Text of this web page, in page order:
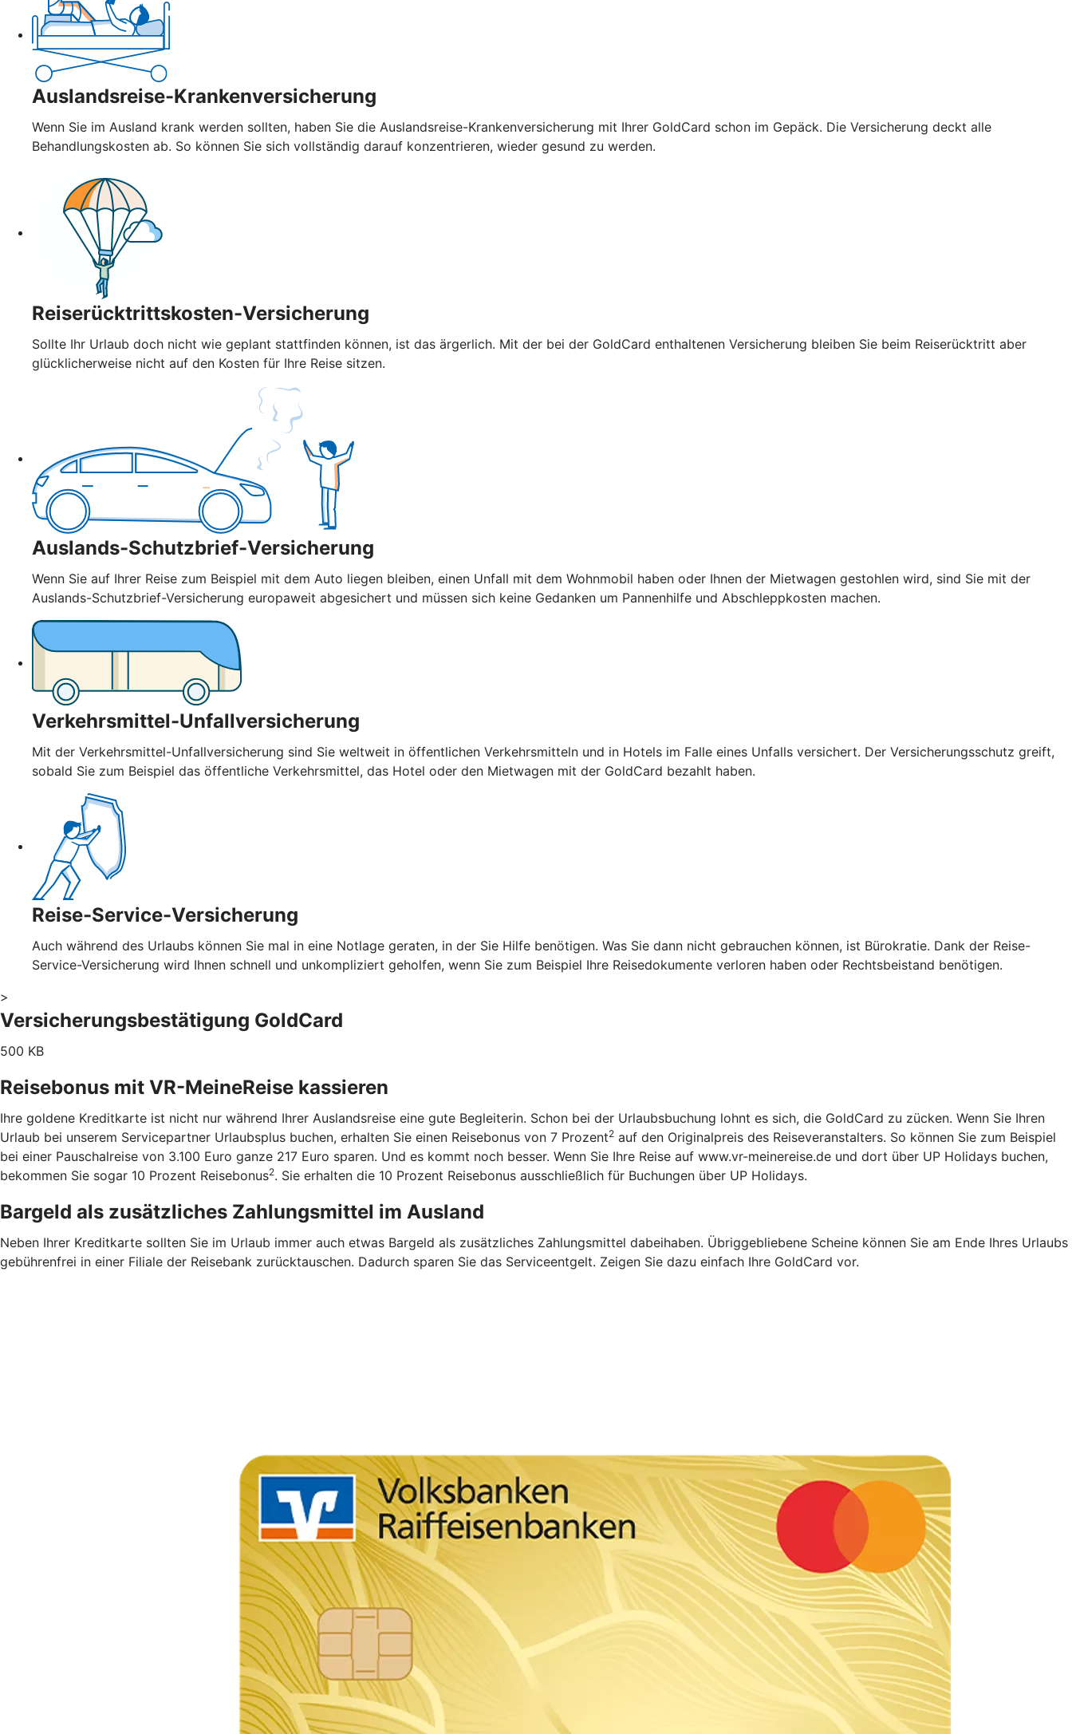
Auslandsreise-Krankenversicherung
Wenn Sie im Ausland krank werden sollten, haben Sie die Auslandsreise-Krankenversicherung mit Ihrer GoldCard schon im Gepäck. Die Versicherung deckt alle
Behandlungskosten ab. So können Sie sich vollständig darauf konzentrieren, wieder gesund zu werden.
Reiserücktrittskosten-Versicherung
Sollte Ihr Urlaub doch nicht wie geplant stattfinden können, ist das ärgerlich. Mit der bei der GoldCard enthaltenen Versicherung bleiben Sie beim Reiserücktritt aber
glücklicherweise nicht auf den Kosten für Ihre Reise sitzen.
Auslands-Schutzbrief-Versicherung
Wenn Sie auf Ihrer Reise zum Beispiel mit dem Auto liegen bleiben, einen Unfall mit dem Wohnmobil haben oder Ihnen der Mietwagen gestohlen wird, sind Sie mit der
Auslands-Schutzbrief-Versicherung europaweit abgesichert und müssen sich keine Gedanken um Pannenhilfe und Abschleppkosten machen.
Verkehrsmittel-Unfallversicherung
Mit der Verkehrsmittel-Unfallversicherung sind Sie weltweit in öffentlichen Verkehrsmitteln und in Hotels im Falle eines Unfalls versichert. Der Versicherungsschutz greift,
sobald Sie zum Beispiel das öffentliche Verkehrsmittel, das Hotel oder den Mietwagen mit der GoldCard bezahlt haben.
Reise-Service-Versicherung
Auch während des Urlaubs können Sie mal in eine Notlage geraten, in der Sie Hilfe benötigen. Was Sie dann nicht gebrauchen können, ist Bürokratie. Dank der Reise-
Service-Versicherung wird Ihnen schnell und unkompliziert geholfen, wenn Sie zum Beispiel Ihre Reisedokumente verloren haben oder Rechtsbeistand benötigen.
>
Versicherungsbestätigung GoldCard
500 KB
Reisebonus mit VR-MeineReise kassieren
Ihre goldene Kreditkarte ist nicht nur während Ihrer Auslandsreise eine gute Begleiterin. Schon bei der Urlaubsbuchung lohnt es sich, die GoldCard zu zücken. Wenn Sie Ihren
Urlaub bei unserem Servicepartner Urlaubsplus buchen, erhalten Sie einen Reisebonus von 7 Prozent2 auf den Originalpreis des Reiseveranstalters. So können Sie zum Beispiel
bei einer Pauschalreise von 3.100 Euro ganze 217 Euro sparen. Und es kommt noch besser. Wenn Sie Ihre Reise auf www.vr-meinereise.de und dort über UP Holidays buchen,
bekommen Sie sogar 10 Prozent Reisebonus2. Sie erhalten die 10 Prozent Reisebonus ausschließlich für Buchungen über UP Holidays.
Bargeld als zusätzliches Zahlungsmittel im Ausland
Neben Ihrer Kreditkarte sollten Sie im Urlaub immer auch etwas Bargeld als zusätzliches Zahlungsmittel dabeihaben. Übriggebliebene Scheine können Sie am Ende Ihres Urlaubs
gebührenfrei in einer Filiale der Reisebank zurücktauschen. Dadurch sparen Sie das Serviceentgelt. Zeigen Sie dazu einfach Ihre GoldCard vor.